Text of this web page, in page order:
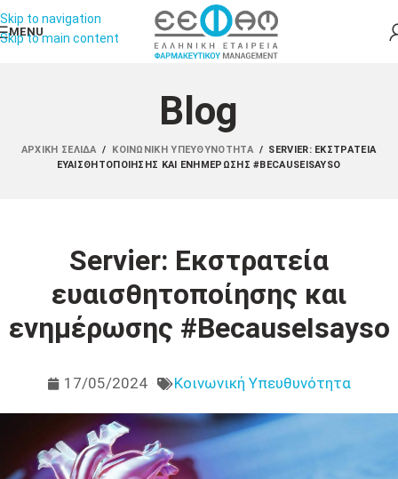
Skip to navigation
Skip to main content
MENU
Blog
ΑΡΧΙΚΉ ΣΕΛΊΔΑ / ΚΟΙΝΩΝΙΚΉ ΥΠΕΥΘΥΝΌΤΗΤΑ / SERVIER: ΕΚΣΤΡΑΤΕΊΑ
ΕΥΑΙΣΘΗΤΟΠΟΊΗΣΗΣ ΚΑΙ ΕΝΗΜΈΡΩΣΗΣ #BECAUSEISAYSO
Servier: Εκστρατεία
ευαισθητοποίησης και
ενημέρωσης #BecauseIsayso
17/05/2024 Κοινωνική Υπευθυνότητα